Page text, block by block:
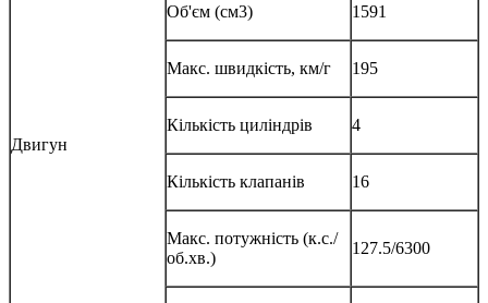
Двигун
Об'єм (см3) 1591
Макс. швидкість, км/г 195
Кількість циліндрів 4
Кількість клапанів 16
Макс. потужність (к.с./
об.хв.)
127.5/6300